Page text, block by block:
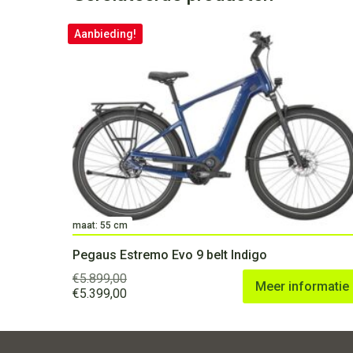
maat: 55 cm
Aanbieding!
Pegaus Estremo Evo 9 belt Indigo
€5.899,00
Oorspronkelijke
€5.399,00Huidige
Meer informatie